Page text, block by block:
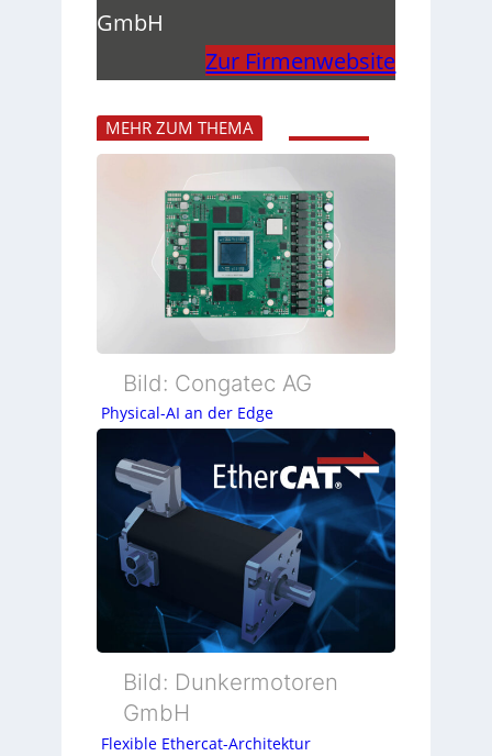
GmbH
Zur Firmenwebsite
MEHR ZUM THEMA
Bild: Congatec AG
Physical-AI an der Edge
Bild: Dunkermotoren
GmbH
Flexible Ethercat-Architektur